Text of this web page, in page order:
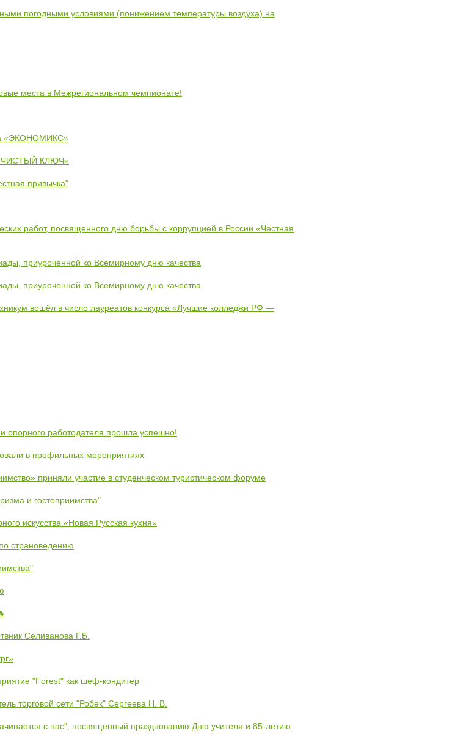
погодными условиями (понижением температуры воздуха) на
места в Межрегиональном чемпионате!
«ЭКОНОМИКС»
КЛЮЧ»
привычка"
работ, посвященного дню борьбы с коррупцией в России «Честная
приуроченной ко Всемирному дню качества
приуроченной ко Всемирному дню качества
вошёл в число лауреатов конкурса «Лучшие колледжи РФ —
опорного работодателя прошла успешно!
в профильных мероприятиях
приняли участие в студенческом туристическом форуме
и гостеприимства"
искусства «Новая Русская кухня»
страноведению
Селиванова Г.Б.
"Forest" как шеф-кондитер
торговой сети "Робек" Сергеева Н. В.
с нас", посвященный празднованию Дню учителя и 85-летию